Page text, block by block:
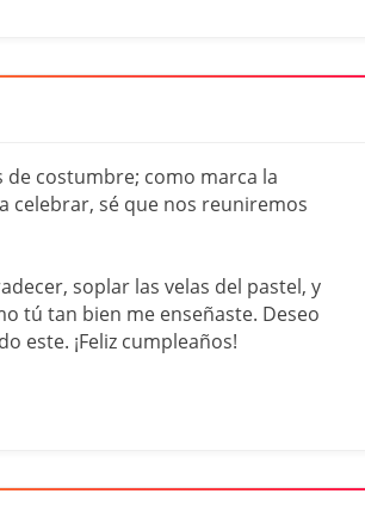
de costumbre; como marca la
celebrar, sé que nos reuniremos
soplar las velas del pastel, y
tú tan bien me enseñaste. Deseo
este. ¡Feliz cumpleaños!